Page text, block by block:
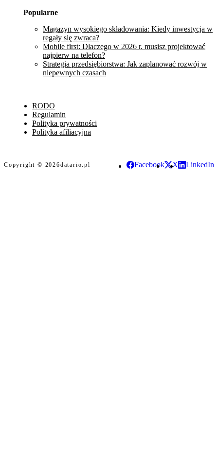
Popularne
Magazyn wysokiego składowania: Kiedy inwestycja w
regały się zwraca?
Mobile first: Dlaczego w 2026 r. musisz projektować
najpierw na telefon?
Strategia przedsiębiorstwa: Jak zaplanować rozwój w
niepewnych czasach
RODO
Regulamin
Polityka prywatności
Polityka afiliacyjna
Copyright © 2026datario.pl Facebook X LinkedIn